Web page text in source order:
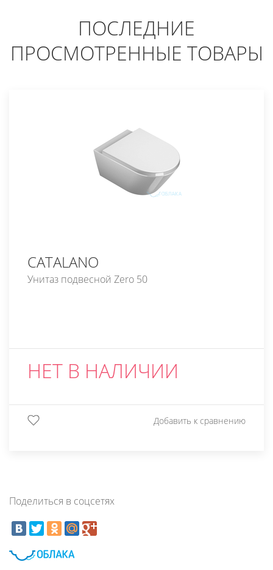
ПОСЛЕДНИЕ
ПРОСМОТРЕННЫЕ ТОВАРЫ
CATALANO
Унитаз подвесной Zero 50
НЕТ В НАЛИЧИИ
Добавить к сравнению
Поделиться в соцсетях